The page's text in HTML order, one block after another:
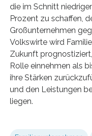
die im Schnitt
Prozent zu schaffen,
Großunternehmen
Volkswirte wird
Zukunft
Rolle einnehmen als
ihre Stärken
und den Leistungen
liegen.